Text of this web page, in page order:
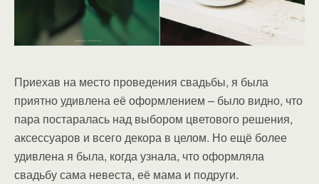
Приехав на место проведения свадьбы, я была
приятно удивлена её оформлением – было видно, что
пара постаралась над выбором цветового решения,
аксессуаров и всего декора в целом. Но ещё более
удивлена я была, когда узнала, что оформляла
свадьбу сама невеста, её мама и подруги.